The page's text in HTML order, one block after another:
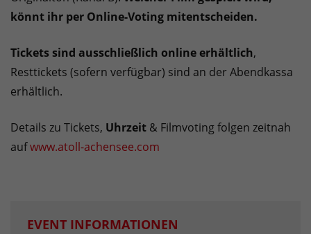
könnt ihr per Online-Voting mitentscheiden.
Tickets sind ausschließlich online erhältlich,
Resttickets (sofern verfügbar) sind an der Abendkassa
erhältlich.
Details zu Tickets, Uhrzeit & Filmvoting folgen zeitnah
aufwww.atoll-achensee.com
EVENT INFORMATIONEN